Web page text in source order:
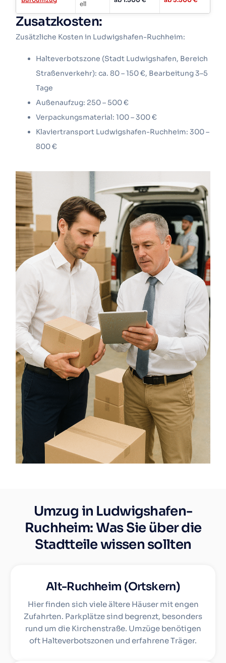
ell
Zusatzkosten:
Zusätzliche Kosten in Ludwigshafen-Ruchheim:
Halteverbotszone (Stadt Ludwigshafen, Bereich
Straßenverkehr): ca. 80 – 150 €, Bearbeitung 3–5
Tage
Außenaufzug: 250 – 500 €
Verpackungsmaterial: 100 – 300 €
Klaviertransport Ludwigshafen-Ruchheim: 300 –
800 €
Umzug in Ludwigshafen-
Ruchheim: Was Sie über die
Stadtteile wissen sollten
Alt-Ruchheim (Ortskern)
Hier finden sich viele ältere Häuser mit engen
Zufahrten. Parkplätze sind begrenzt, besonders
rund um die Kirchenstraße. Umzüge benötigen
oft Halteverbotszonen und erfahrene Träger.